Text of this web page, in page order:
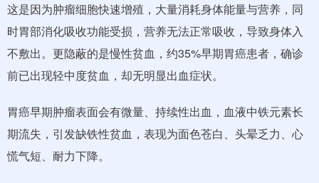
这是因为肿瘤细胞快速增殖，大量消耗身体能量与营养，同
时胃部消化吸收功能受损，营养无法正常吸收，导致身体入
不敷出。更隐蔽的是慢性贫血，约35%早期胃癌患者，确诊
前已出现轻中度贫血，却无明显出血症状。
胃癌早期肿瘤表面会有微量、持续性出血，血液中铁元素长
期流失，引发缺铁性贫血，表现为面色苍白、头晕乏力、心
慌气短、耐力下降。